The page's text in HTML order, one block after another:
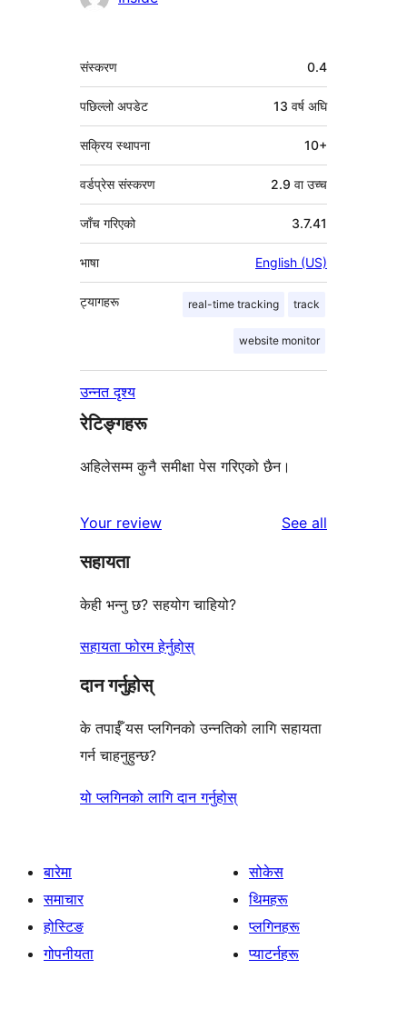
मेटा
संस्करण 0.4
पछिल्लो अपडेट 13 वर्ष अघि
सक्रिय स्थापना 10+
वर्डप्रेस संस्करण 2.9 वा उच्च
जाँच गरिएको 3.7.41
भाषा English (US)
ट्यागहरू real-time tracking track
website monitor
उन्नत दृश्य
रेटिङ्गहरू
अहिलेसम्म कुनै समीक्षा पेस गरिएको छैन।
Your review See all
सहायता
केही भन्नु छ? सहयोग चाहियो?
सहायता फोरम हेर्नुहोस्
दान गर्नुहोस्
के तपाईँ यस प्लगिनको उन्नतिको लागि सहायता
गर्न चाहनुहुन्छ?
यो प्लगिनको लागि दान गर्नुहोस्
बारेमा
समाचार
होस्टिङ
गोपनीयता
सोकेस
थिमहरू
प्लगिनहरू
प्याटर्नहरू